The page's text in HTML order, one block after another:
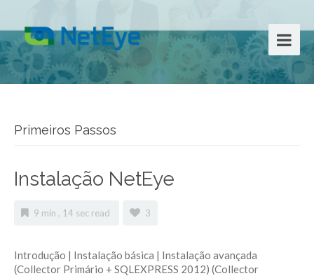
Primeiros Passos
Instalação NetEye
9 min , 14 sec read 3
Introdução | Instalação básica | Instalação avançada
(Collector Primário + SQLEXPRESS 2012) (Collector